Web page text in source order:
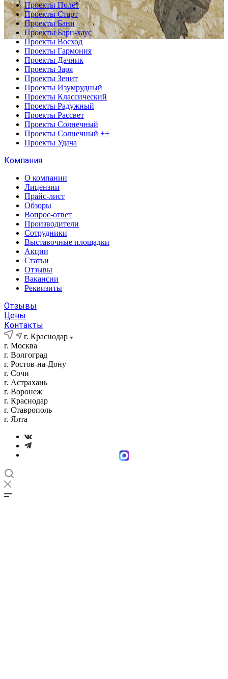
Проекты Полёт
Проекты Старт
Проекты Бани
Проекты Барн-хаус
Проекты Восход
Проекты Гармония
Проекты Дачник
Проекты Заря
Проекты Зенит
Проекты Изумрудный
Проекты Классический
Проекты Радужный
Проекты Рассвет
Проекты Солнечный
Проекты Солнечный ++
Проекты Удача
Компания
О компании
Лицензии
Прайс-лист
Обзоры
Вопрос-ответ
Производители
Сотрудники
Выставочные площадки
Акции
Статьи
Отзывы
Вакансии
Реквизиты
Отзывы
Цены
Контакты
г. Краснодар
г. Москва
г. Волгоград
г. Ростов-на-Дону
г. Сочи
г. Астрахань
г. Воронеж
г. Краснодар
г. Ставрополь
г. Ялта